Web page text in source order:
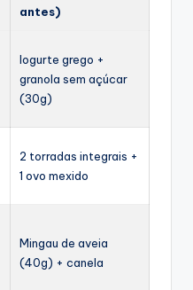
antes)
Iogurte grego +
granola sem açúcar
(30g)
2 torradas integrais +
1 ovo mexido
Mingau de aveia
(40g) + canela